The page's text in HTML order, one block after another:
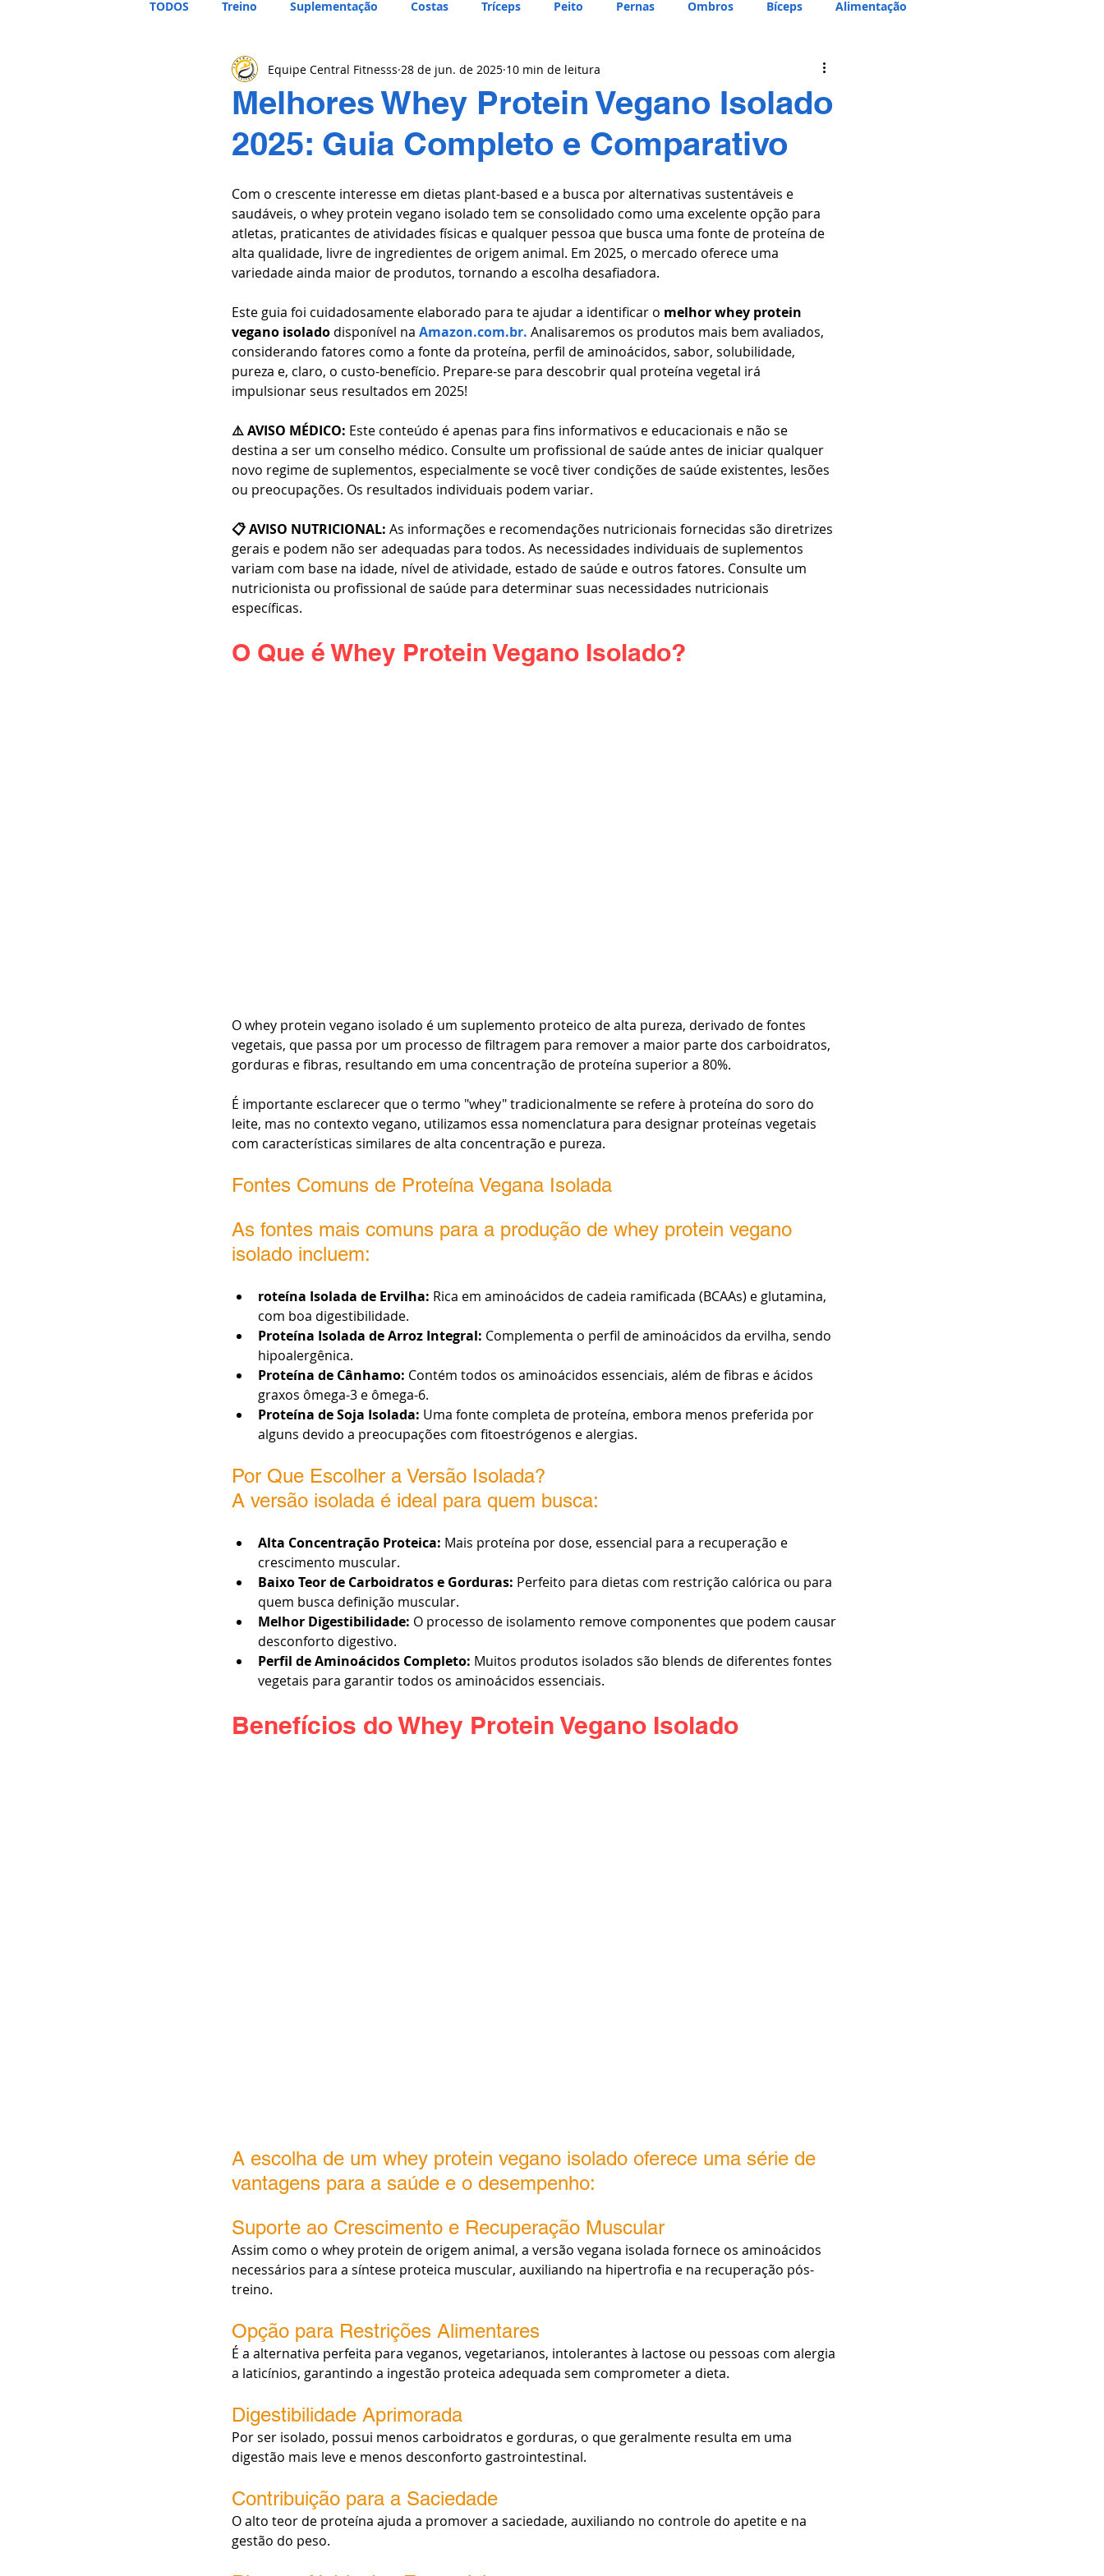
TODOS Treino Suplementação Costas Tríceps Peito Pernas Ombros Bíceps Alimentação
Melhores Whey Protein Vegano Isolado
2025: Guia Completo e Comparativo
Equipe Central Fitnesss 28 de jun. de 2025 10 min de leitura
Com o crescente interesse em dietas plant-based e a busca por alternativas sustentáveis e
saudáveis, o whey protein vegano isolado tem se consolidado como uma excelente opção para
atletas, praticantes de atividades físicas e qualquer pessoa que busca uma fonte de proteína de
alta qualidade, livre de ingredientes de origem animal. Em 2025, o mercado oferece uma
variedade ainda maior de produtos, tornando a escolha desafiadora.
Este guia foi cuidadosamente elaborado para te ajudar a identificar o melhor whey protein
vegano isolado disponível na Amazon.com.br. Analisaremos os produtos mais bem avaliados,
considerando fatores como a fonte da proteína, perfil de aminoácidos, sabor, solubilidade,
pureza e, claro, o custo-benefício. Prepare-se para descobrir qual proteína vegetal irá
impulsionar seus resultados em 2025!
⚠️ AVISO MÉDICO: Este conteúdo é apenas para fins informativos e educacionais e não se
destina a ser um conselho médico. Consulte um profissional de saúde antes de iniciar qualquer
novo regime de suplementos, especialmente se você tiver condições de saúde existentes, lesões
ou preocupações. Os resultados individuais podem variar.
📋 AVISO NUTRICIONAL: As informações e recomendações nutricionais fornecidas são diretrizes
gerais e podem não ser adequadas para todos. As necessidades individuais de suplementos
variam com base na idade, nível de atividade, estado de saúde e outros fatores. Consulte um
nutricionista ou profissional de saúde para determinar suas necessidades nutricionais
específicas.
O Que é Whey Protein Vegano Isolado?
O whey protein vegano isolado é um suplemento proteico de alta pureza, derivado de fontes
vegetais, que passa por um processo de filtragem para remover a maior parte dos carboidratos,
gorduras e fibras, resultando em uma concentração de proteína superior a 80%.
É importante esclarecer que o termo "whey" tradicionalmente se refere à proteína do soro do
leite, mas no contexto vegano, utilizamos essa nomenclatura para designar proteínas vegetais
com características similares de alta concentração e pureza.
Fontes Comuns de Proteína Vegana Isolada
As fontes mais comuns para a produção de whey protein vegano
isolado incluem:
roteína Isolada de Ervilha: Rica em aminoácidos de cadeia ramificada (BCAAs) e glutamina,
com boa digestibilidade.
Proteína Isolada de Arroz Integral: Complementa o perfil de aminoácidos da ervilha, sendo
hipoalergênica.
Proteína de Cânhamo: Contém todos os aminoácidos essenciais, além de fibras e ácidos
graxos ômega-3 e ômega-6.
Proteína de Soja Isolada: Uma fonte completa de proteína, embora menos preferida por
alguns devido a preocupações com fitoestrógenos e alergias.
Por Que Escolher a Versão Isolada?
A versão isolada é ideal para quem busca:
Alta Concentração Proteica: Mais proteína por dose, essencial para a recuperação e
crescimento muscular.
Baixo Teor de Carboidratos e Gorduras: Perfeito para dietas com restrição calórica ou para
quem busca definição muscular.
Melhor Digestibilidade: O processo de isolamento remove componentes que podem causar
desconforto digestivo.
Perfil de Aminoácidos Completo: Muitos produtos isolados são blends de diferentes fontes
vegetais para garantir todos os aminoácidos essenciais.
Benefícios do Whey Protein Vegano Isolado
A escolha de um whey protein vegano isolado oferece uma série de
vantagens para a saúde e o desempenho:
Suporte ao Crescimento e Recuperação Muscular
Assim como o whey protein de origem animal, a versão vegana isolada fornece os aminoácidos
necessários para a síntese proteica muscular, auxiliando na hipertrofia e na recuperação pós-
treino.
Opção para Restrições Alimentares
É a alternativa perfeita para veganos, vegetarianos, intolerantes à lactose ou pessoas com alergia
a laticínios, garantindo a ingestão proteica adequada sem comprometer a dieta.
Digestibilidade Aprimorada
Por ser isolado, possui menos carboidratos e gorduras, o que geralmente resulta em uma
digestão mais leve e menos desconforto gastrointestinal.
Contribuição para a Saciedade
O alto teor de proteína ajuda a promover a saciedade, auxiliando no controle do apetite e na
gestão do peso.